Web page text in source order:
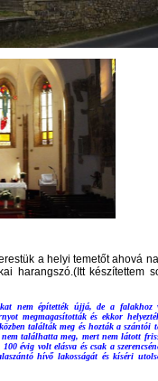
a helyi temetőt ahová
harangszó.(Itt készítettem
nem építették újjá, de a falakhoz
megmagasították és ekkor
találták meg és hozták a szántói
találhatta meg, mert nem látott
évig volt elásva és csak a
hívő lakosságát és kíséri